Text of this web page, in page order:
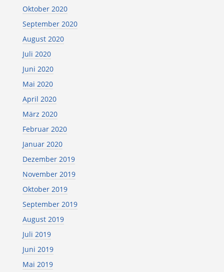
Oktober 2020
September 2020
August 2020
Juli 2020
Juni 2020
Mai 2020
April 2020
März 2020
Februar 2020
Januar 2020
Dezember 2019
November 2019
Oktober 2019
September 2019
August 2019
Juli 2019
Juni 2019
Mai 2019